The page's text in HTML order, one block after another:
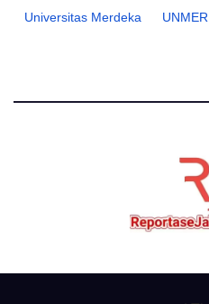
Universitas Merdeka UNMER